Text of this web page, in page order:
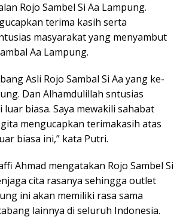
Rojo Sambel Si Aa Lampung.
terima kasih serta
masyarakat yang menyambut
Aa Lampung.
Asli Rojo Sambal Si Aa yang ke-
Dan Alhamdulillah sntusias
luar biasa. Saya mewakili sahabat
mengucapkan terimakasih atas
biasa ini,” kata Putri.
Ahmad mengatakan Rojo Sambel Si
cita rasanya sehingga outlet
ini akan memiliki rasa sama
lainnya di seluruh Indonesia.